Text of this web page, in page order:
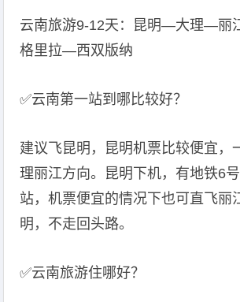
云南旅游9-12天：昆明—大理—
格里拉—西双版纳
️✅云南第一站到哪比较好？
建议飞昆明，昆明机票比较便宜，
理丽江方向。昆明下机，有地铁6
站，机票便宜的情况下也可直飞丽
明，不走回头路。
✅️️云南旅游住哪好？